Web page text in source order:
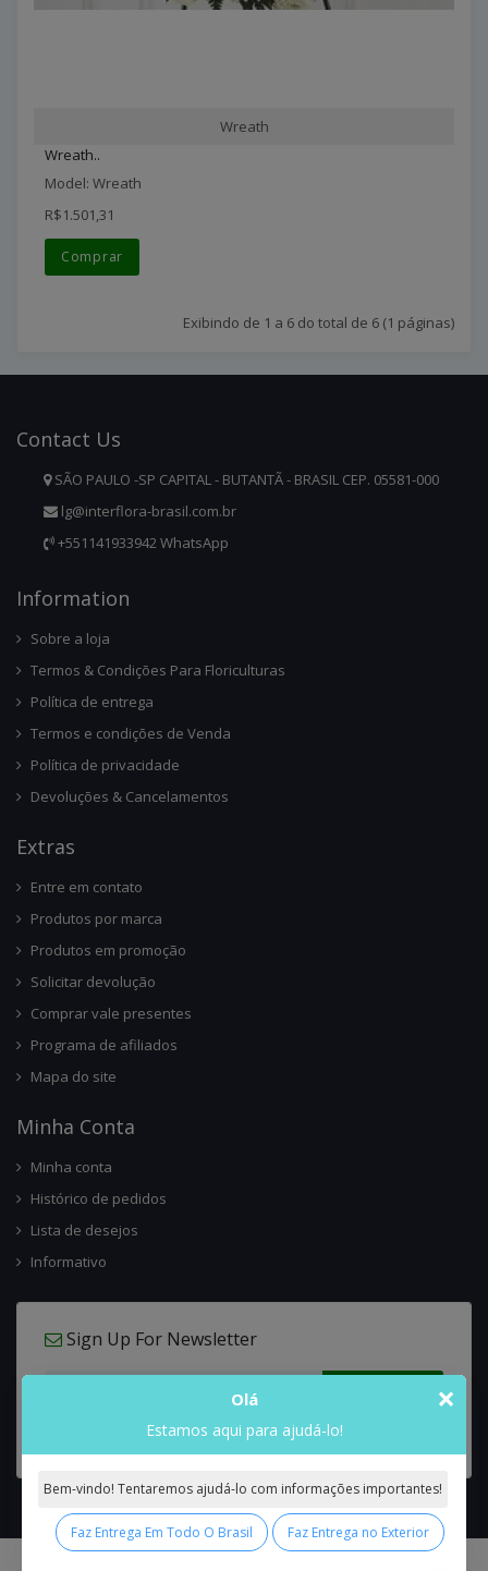
Wreath
Wreath..
Model: Wreath
R$1.501,31
Comprar
Exibindo de 1 a 6 do total de 6 (1 páginas)
Contact Us
SÃO PAULO -SP CAPITAL - BUTANTÃ - BRASIL CEP. 05581-000
lg@interflora-brasil.com.br
+551141933942 WhatsApp
InforMation
Sobre a loja
Termos & Condições Para Floriculturas
Política de entrega
Termos e condições de Venda
Política de privacidade
Devoluções & Cancelamentos
ExtRas
Entre em contato
Produtos por marca
Produtos em promoção
Solicitar devolução
Comprar vale presentes
Programa de afiliados
Mapa do site
Minha Conta
Minha conta
Histórico de pedidos
Lista de desejos
Informativo
Sign Up For Newsletter
×
Olá
Estamos aqui para ajudá-lo!
Bem-vindo! Tentaremos ajudá-lo com informações importantes!
Faz Entrega Em Todo O Brasil Faz Entrega no Exterior